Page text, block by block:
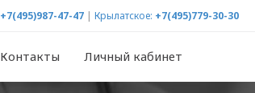
+7(495)987-47-47 | Крылатское: +7(495)779-30-30
Контакты Личный кабинет